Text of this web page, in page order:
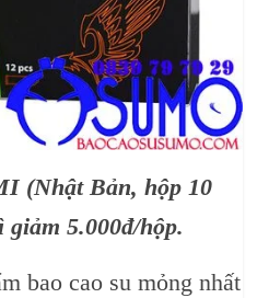
(Nhật Bản, hộp 10
5.000đ/hộp.
bao cao su mỏng nhất